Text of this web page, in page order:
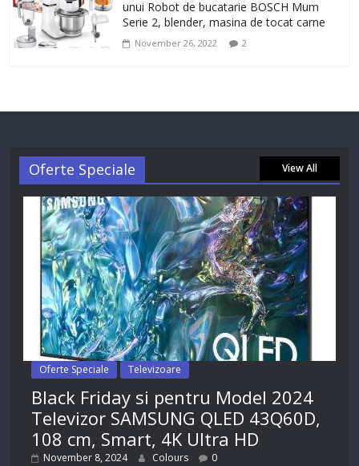
unui Robot de bucatarie BOSCH Mum
Serie 2, blender, masina de tocat carne
November 26, 2022 2
Oferte Speciale View All
Oferte Speciale Televizoare
Black Friday si pentru Model 2024
Televizor SAMSUNG QLED 43Q60D,
108 cm, Smart, 4K Ultra HD
November 8, 2024 Colours 0